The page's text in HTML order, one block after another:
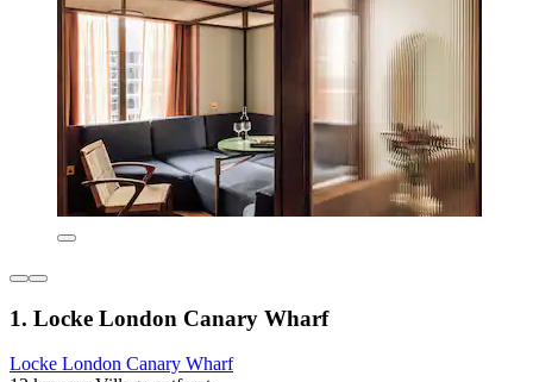
1. Locke London Canary Wharf
Locke London Canary Wharf